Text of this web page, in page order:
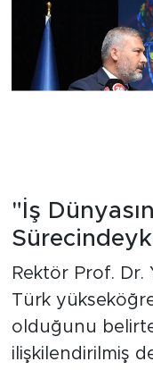
"İş
Rektör Prof. Dr.
Türk
olduğunu
ilişkilendirilmiş